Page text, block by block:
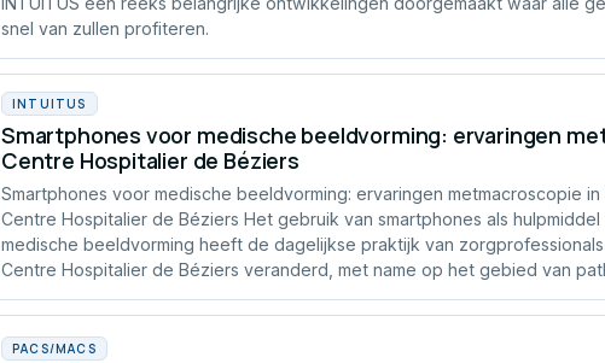
snel van zullen profiteren.
INTUITUS
Smartphones voor medische beeldvorming: ervaringen
Centre Hospitalier de Béziers
Smartphones voor medische beeldvorming: ervaringen metmacroscopie in
Centre Hospitalier de Béziers Het gebruik van smartphones als
medische beeldvorming heeft de dagelijkse praktijk van
Centre Hospitalier de Béziers veranderd, met name op het gebied van
PACS/MACS